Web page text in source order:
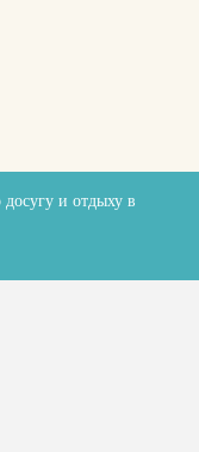
и отдыху в